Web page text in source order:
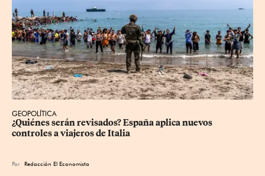
GEOPOLÍTICA
¿Quiénes serán revisados? España aplica nuevos
controles a viajeros de Italia
Por Redacción El Economista